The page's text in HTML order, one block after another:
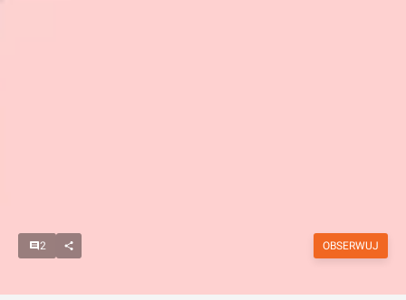
2 OBSERWUJ